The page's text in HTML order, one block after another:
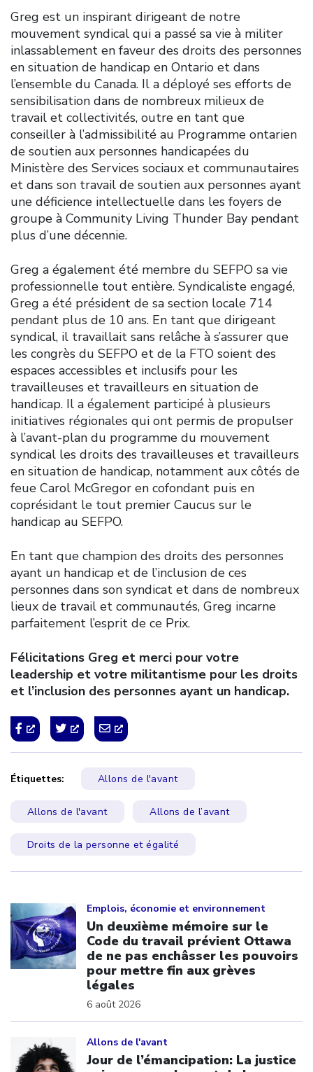
Greg est un inspirant dirigeant de notre
mouvement syndical qui a passé sa vie à militer
inlassablement en faveur des droits des personnes
en situation de handicap en Ontario et dans
l’ensemble du Canada. Il a déployé ses efforts de
sensibilisation dans de nombreux milieux de
travail et collectivités, outre en tant que
conseiller à l’admissibilité au Programme ontarien
de soutien aux personnes handicapées du
Ministère des Services sociaux et communautaires
et dans son travail de soutien aux personnes ayant
une déficience intellectuelle dans les foyers de
groupe à Community Living Thunder Bay pendant
plus d’une décennie.
Greg a également été membre du SEFPO sa vie
professionnelle tout entière. Syndicaliste engagé,
Greg a été président de sa section locale 714
pendant plus de 10 ans. En tant que dirigeant
syndical, il travaillait sans relâche à s’assurer que
les congrès du SEFPO et de la FTO soient des
espaces accessibles et inclusifs pour les
travailleuses et travailleurs en situation de
handicap. Il a également participé à plusieurs
initiatives régionales qui ont permis de propulser
à l’avant-plan du programme du mouvement
syndical les droits des travailleuses et travailleurs
en situation de handicap, notamment aux côtés de
feue Carol McGregor en cofondant puis en
coprésidant le tout premier Caucus sur le
handicap au SEFPO.
En tant que champion des droits des personnes
ayant un handicap et de l’inclusion de ces
personnes dans son syndicat et dans de nombreux
lieux de travail et communautés, Greg incarne
parfaitement l’esprit de ce Prix.
Félicitations Greg et merci pour votre
leadership et votre militantisme pour les droits
et l’inclusion des personnes ayant un handicap.
Étiquettes: Allons de l'avant
Allons de l'avant Allons de l’avant
Droits de la personne et égalité
Emplois, économie et environnement
Un deuxième mémoire sur le
Code du travail prévient Ottawa
de ne pas enchâsser les pouvoirs
pour mettre fin aux grèves
légales
6 août 2026
Allons de l'avant
Jour de l’émancipation: La justice